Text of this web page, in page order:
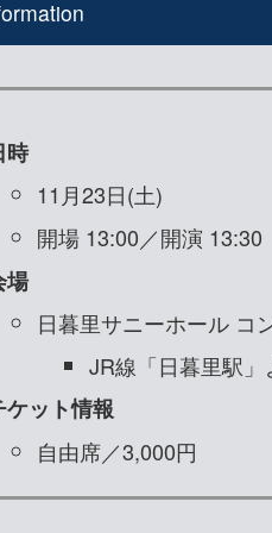
時
11月23日(土)
開場 13:00／開演 13:30
場
日暮里サニーホール コ
JR線「日暮里駅
ケット情報
自由席／3,000円